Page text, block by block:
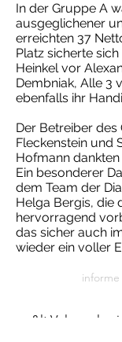
In der Gruppe A
ausgeglichener
erreichten 37
Platz sicherte
Heinkel vor
Dembniak, Alle 3
ebenfalls ihr
Der Betreiber
Fleckenstein und
Hofmann
Ein besonderer
dem Team der
Helga Bergis, die
hervorragend
das sicher auch
wieder ein voller
&lt;Volver a los